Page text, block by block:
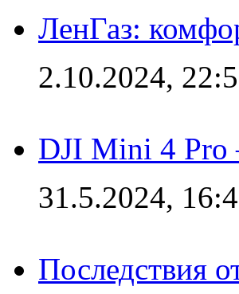
ЛенГаз:
2.10.2024,
DJI Mini 4 Pro
31.5.2024,
Последствия